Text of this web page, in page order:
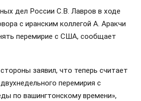
дел России С.В. Лавров в ходе
с иранским коллегой А. Аракчи
перемирие с США, сообщает
заявил, что теперь считает
перемирия с
по вашингтонскому времени»,